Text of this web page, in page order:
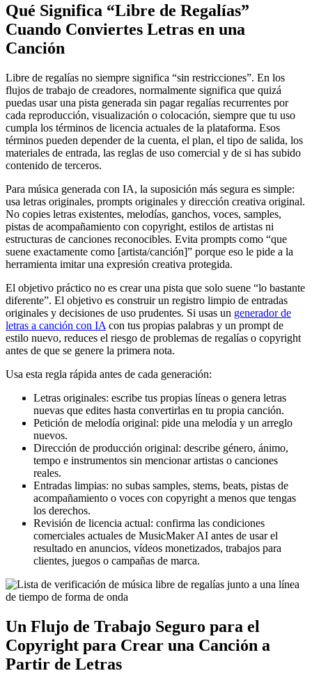
Qué Significa “Libre de Regalías”
Cuando Conviertes Letras en una
Canción
Libre de regalías no siempre significa “sin restricciones”. En los
flujos de trabajo de creadores, normalmente significa que quizá
puedas usar una pista generada sin pagar regalías recurrentes por
cada reproducción, visualización o colocación, siempre que tu uso
cumpla los términos de licencia actuales de la plataforma. Esos
términos pueden depender de la cuenta, el plan, el tipo de salida, los
materiales de entrada, las reglas de uso comercial y de si has subido
contenido de terceros.
Para música generada con IA, la suposición más segura es simple:
usa letras originales, prompts originales y dirección creativa original.
No copies letras existentes, melodías, ganchos, voces, samples,
pistas de acompañamiento con copyright, estilos de artistas ni
estructuras de canciones reconocibles. Evita prompts como “que
suene exactamente como [artista/canción]” porque eso le pide a la
herramienta imitar una expresión creativa protegida.
El objetivo práctico no es crear una pista que solo suene “lo bastante
diferente”. El objetivo es construir un registro limpio de entradas
originales y decisiones de uso prudentes. Si usas un generador de
letras a canción con IA con tus propias palabras y un prompt de
estilo nuevo, reduces el riesgo de problemas de regalías o copyright
antes de que se genere la primera nota.
Usa esta regla rápida antes de cada generación:
Letras originales: escribe tus propias líneas o genera letras
nuevas que edites hasta convertirlas en tu propia canción.
Petición de melodía original: pide una melodía y un arreglo
nuevos.
Dirección de producción original: describe género, ánimo,
tempo e instrumentos sin mencionar artistas o canciones
reales.
Entradas limpias: no subas samples, stems, beats, pistas de
acompañamiento o voces con copyright a menos que tengas
los derechos.
Revisión de licencia actual: confirma las condiciones
comerciales actuales de MusicMaker AI antes de usar el
resultado en anuncios, vídeos monetizados, trabajos para
clientes, juegos o campañas de marca.
Un Flujo de Trabajo Seguro para el
Copyright para Crear una Canción a
Partir de Letras